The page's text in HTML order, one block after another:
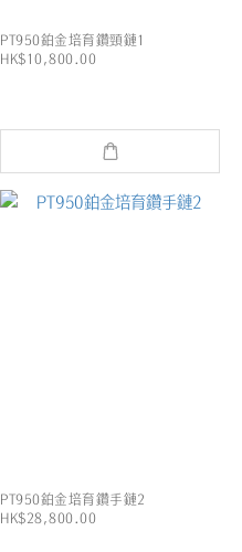
PT950鉑金培育鑽頸鏈1
HK$10,800.00
PT950鉑金培育鑽手鏈2
HK$28,800.00